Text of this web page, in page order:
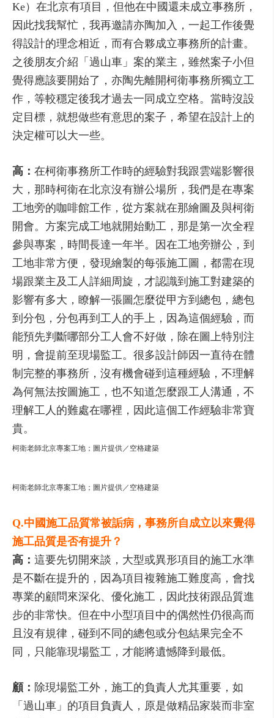
Ke）在北京有項目，但他在中國還未成立事務所，
因此找我幫忙，我再邀請亦陶加入，一起工作後覺
得設計的理念相近，而有合夥成立事務所的計畫。
之後朋友介紹「過山車」案的業主，雖然案子小但
覺得應該要開始了，亦陶先離開柯衛事務所獨立工
作，等較穩定後我才過去一同成立空格。當時沒設
定目標，就想做些有意思的案子，希望在設計上的
決定權可以大一些。
高： 在柯衛事務所工作時的經驗對我跟雲端影響很
大，那時柯衛在北京沒有辦公場所，我們是在專案
工地旁的咖啡館工作，從方案就在那繪圖及與柯衛
開會。方案完成工地就開始動工，那是第一次全程
參與專案，時間長達一年半。因在工地旁辦公，到
工地非常方便，發現繪製的每張施工圖，都需在現
場跟業主及工人詳細周旋，才認識到施工對建築的
影響有多大，瞭解一張圖怎麼從甲方到總包，總包
到分包，分包再到工人的手上，因為這個經驗，而
能預先判斷哪部分工人會不好做，除在圖上特別注
明，會提前至現場監工。很多設計師因一直待在體
制完整的事務所，沒有機會碰到這種經驗，不理解
為何無法按圖施工，也不知道怎麼跟工人溝通，不
理解工人的難處在哪裡，因此這個工作經驗非常寶
貴。
柯衛老師北京專案工地；圖片提供／空格建築
柯衛老師北京專案工地；圖片提供／空格建築
Q.中國施工品質常被詬病，事務所自成立以來覺得
施工品質是否有提升？
高： 這要先切開來談，大型或異形項目的施工水準
是不斷在提升的，因為項目複雜施工難度高，會找
專業的顧問來深化、優化施工，因此技術跟品質進
步的非常快。但在中小型項目中的偶然性仍很高而
且沒有規律，碰到不同的總包或分包結果完全不
同，只能靠現場監工，才能將遺憾降到最低。
顧： 除現場監工外，施工的負責人尤其重要，如
「過山車」的項目負責人，原是做精品家裝而非室